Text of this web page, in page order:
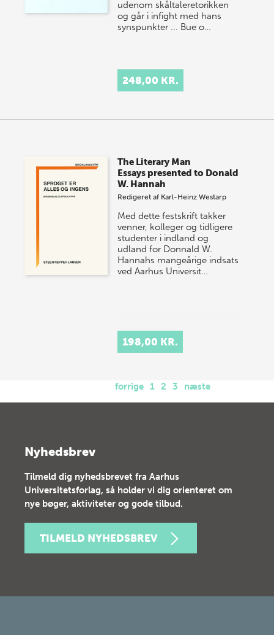
udenom skåltaleretorikken
og går i infight med hans
synspunkter ... Bue o…
248,00 KR.
The Literary Man
Essays presented to Donald
W. Hannah
Redigeret af Karl-Heinz Westarp
Med dette festskrift takker
venner, kolleger og tidligere
studenter i indland og
udland for Donnald W.
Hannahs mangeårige indsats
ved Aarhus Universit…
198,00 KR.
forrige 1 2 3 næste
Nyhedsbrev
Tilmeld dig nyhedsbrevet fra Aarhus
Universitetsforlag, så holder vi dig orienteret om
nye bøger, aktiviteter og gode tilbud.
TILMELD NYHEDSBREV